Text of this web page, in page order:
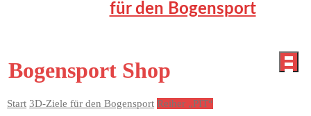
für den Bogensport
Bogensport Shop
Start 3D-Ziele für den Bogensport Reiher „PIT“